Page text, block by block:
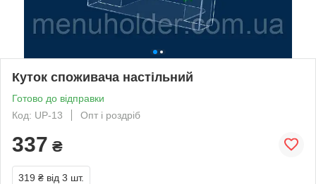
Куток споживача настільний
Готово до відправки
Код: UP-13
Опт і роздріб
337 ₴
319 ₴ від 3 шт.